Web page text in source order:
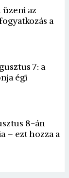
üzeni az
a
7: a
égi
8-án
– ezt hozza a